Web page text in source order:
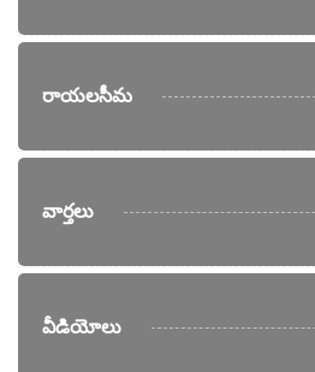
రాయలసీమ
వార్తలు
వీడియోలు